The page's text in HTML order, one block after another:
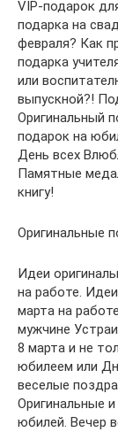
VIP-подарок
подарка на
февраля? Как
подарка
или
выпускной?!
Оригинальный
подарок на
День всех
Памятные
книгу!
Оригинальные
Идеи
на работе.
марта на
мужчине
8 марта и не
юбилеем или
веселые
Оригинальные
юбилей. Вечер